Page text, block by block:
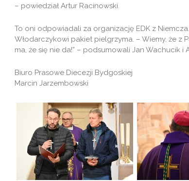
– powiedział Artur Racinowski.
To oni odpowiadali za organizację EDK z
Włodarczykowi pakiet pielgrzyma. – Wiemy, że z
ma, że się nie da!” – podsumowali Jan Wachucik i
Biuro Prasowe Diecezji Bydgoskiej
Marcin Jarzembowski